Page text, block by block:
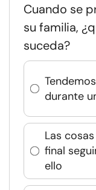
Cuando se
su familia,
suceda?
durante
Las
final
ello